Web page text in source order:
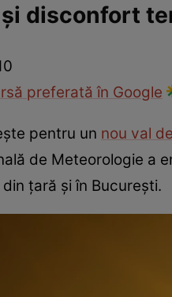
TehnologieNațional
disconfort
preferată în Google
pentru un nou val
de Meteorologie a
țară și în București.